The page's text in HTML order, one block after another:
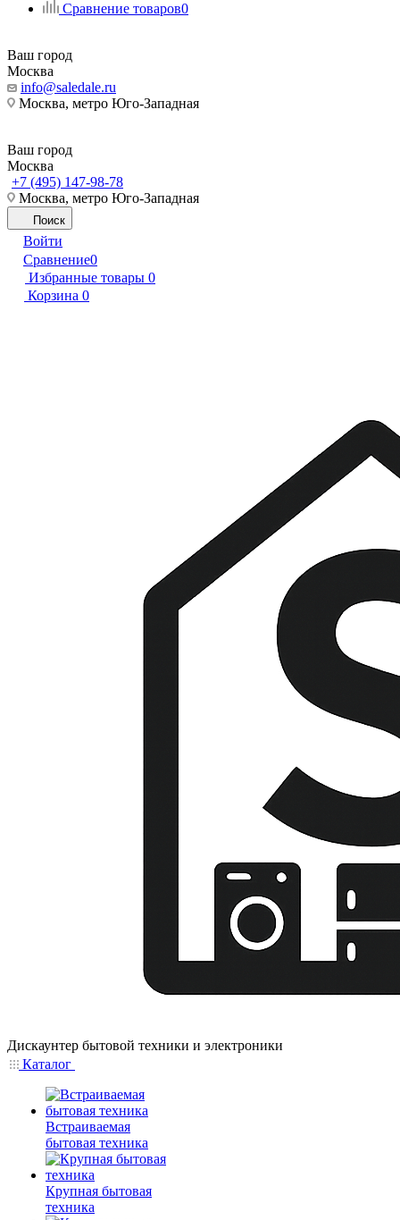
Сравнение товаров0
Ваш город
Москва
info@saledale.ru
Москва, метро Юго-Западная
Ваш город
Москва
+7 (495) 147-98-78
Москва, метро Юго-Западная
Поиск
Войти
Сравнение0
Избранные товары 0
Корзина 0
Дискаунтер бытовой техники и электроники
Каталог
Встраиваемая
бытовая техника
Крупная бытовая
техника